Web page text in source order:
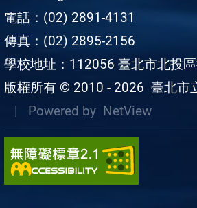
電話：(02) 2891-4131
傳真：(02) 2895-2156
學校地址：112056 臺北市北投
版權所有 © 2010 - 2026 臺北市
| Powered by NetView